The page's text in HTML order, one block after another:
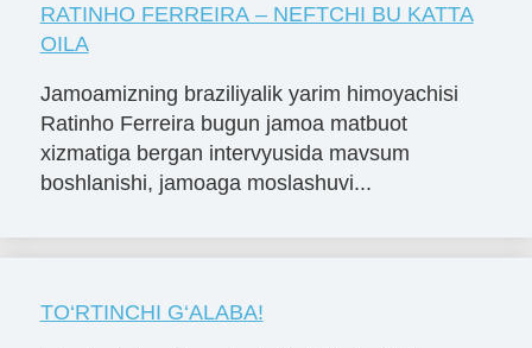
RATINHO FERREIRA – NEFTCHI BU KATTA
OILA
Jamoamizning braziliyalik yarim himoyachisi
Ratinho Ferreira bugun jamoa matbuot
xizmatiga bergan intervyusida mavsum
boshlanishi, jamoaga moslashuvi...
TO‘RTINCHI G‘ALABA!